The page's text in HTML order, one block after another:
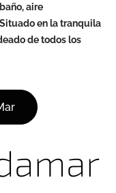
aire
en la tranquila
de todos los